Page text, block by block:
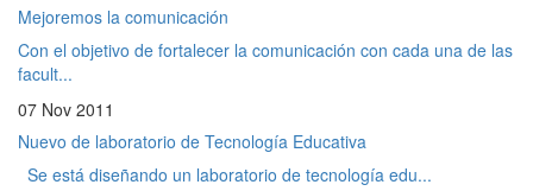
Mejoremos la comunicación
Con el objetivo de fortalecer la comunicación con cada una de las
facult...
07 Nov 2011
Nuevo de laboratorio de Tecnología Educativa
Se está diseñando un laboratorio de tecnología edu...